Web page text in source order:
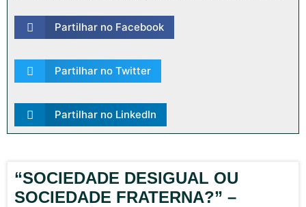
Partilhar no Facebook
Partilhar no Twitter
Partilhar no LinkedIn
“SOCIEDADE DESIGUAL OU
SOCIEDADE FRATERNA?” –